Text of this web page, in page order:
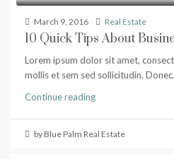
March 9, 2016 Real Estate
10 Quick Tips About
Lorem ipsum dolor sit amet,
mollis et sem sed sollicitudin.
Continue reading
by Blue Palm Real Estate